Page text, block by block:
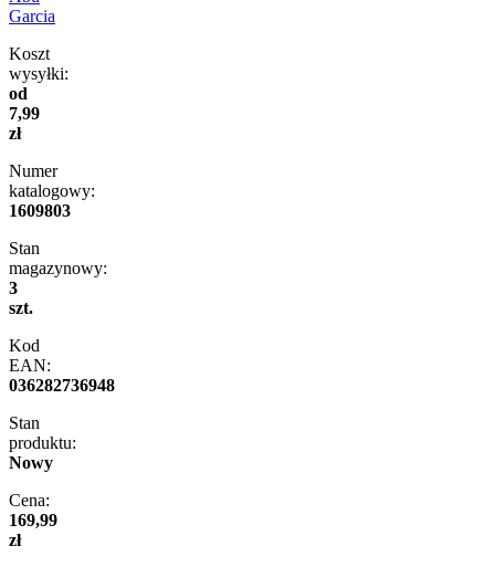
Garcia
Koszt
wysyłki:
od
7,99
zł
Numer
katalogowy:
1609803
Stan
magazynowy:
3
szt.
Kod
EAN:
036282736948
Stan
produktu:
Nowy
Cena:
169,99
zł